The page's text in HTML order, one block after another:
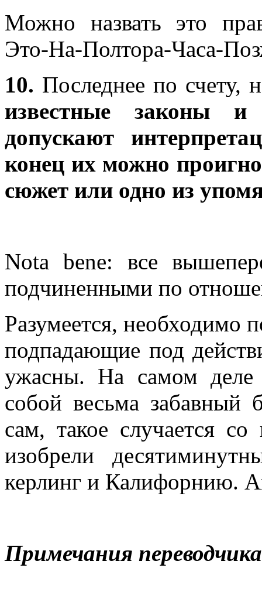
Можно назвать это
Это-На-Полтора-Часа-
10. Последнее по счету,
известные законы
допускают
конец их можно
сюжет или одно из
Nota bene: все
подчиненными по
Разумеется, необходимо
подпадающие под
ужасны. На самом деле
собой весьма
сам, такое случается
изобрели
керлинг и Калифорнию.
Примечания